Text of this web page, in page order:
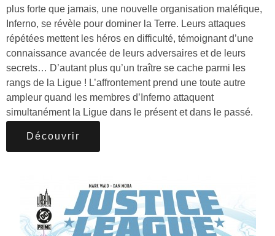
plus forte que jamais, une nouvelle organisation maléfique,
Inferno, se révèle pour dominer la Terre. Leurs attaques
répétées mettent les héros en difficulté, témoignant d’une
connaissance avancée de leurs adversaires et de leurs
secrets… D’autant plus qu’un traître se cache parmi les
rangs de la Ligue ! L’affrontement prend une toute autre
ampleur quand les membres d’Inferno attaquent
simultanément la Ligue dans le présent et dans le passé.
Découvrir